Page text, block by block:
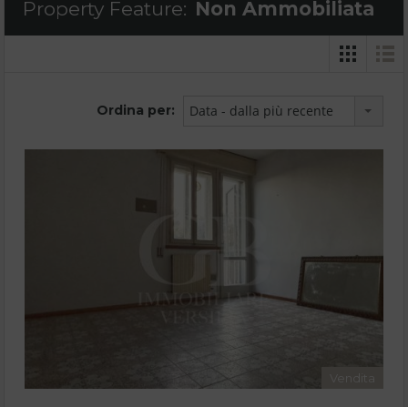
Property Feature: Non Ammobiliata
Ordina per: Data - dalla più recente
Vendita